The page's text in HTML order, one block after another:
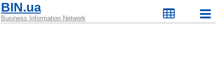
BIN.ua
Business Information Network